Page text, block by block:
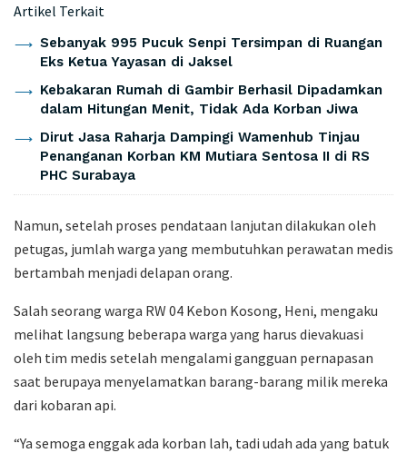
Artikel Terkait
Sebanyak 995 Pucuk Senpi Tersimpan di Ruangan
Eks Ketua Yayasan di Jaksel
Kebakaran Rumah di Gambir Berhasil Dipadamkan
dalam Hitungan Menit, Tidak Ada Korban Jiwa
Dirut Jasa Raharja Dampingi Wamenhub Tinjau
Penanganan Korban KM Mutiara Sentosa II di RS
PHC Surabaya
Namun, setelah proses pendataan lanjutan dilakukan oleh
petugas, jumlah warga yang membutuhkan perawatan medis
bertambah menjadi delapan orang.
Salah seorang warga RW 04 Kebon Kosong, Heni, mengaku
melihat langsung beberapa warga yang harus dievakuasi
oleh tim medis setelah mengalami gangguan pernapasan
saat berupaya menyelamatkan barang-barang milik mereka
dari kobaran api.
“Ya semoga enggak ada korban lah, tadi udah ada yang batuk